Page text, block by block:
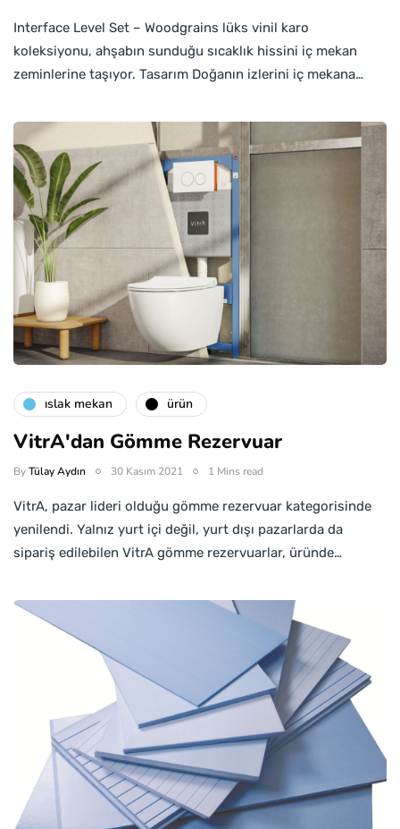
Interface Level Set – Woodgrains lüks vinil karo
koleksiyonu, ahşabın sunduğu sıcaklık hissini iç mekan
zeminlerine taşıyor. Tasarım Doğanın izlerini iç mekana…
islak mekan ürün
VitrA'dan Gömme Rezervuar
ByTülay Aydın 30 Kasım 2021 1 Mins read
VitrA, pazar lideri olduğu gömme rezervuar kategorisinde
yenilendi. Yalnız yurt içi değil, yurt dışı pazarlarda da
sipariş edilebilen VitrA gömme rezervuarlar, üründe…